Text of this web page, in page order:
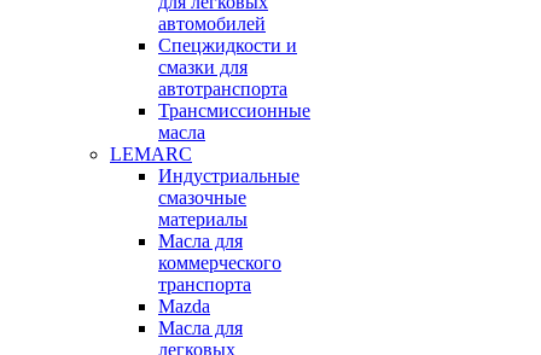
автомобилей
Спецжидкости и
смазки для
автотранспорта
Трансмиссионные
масла
LEMARC
Индустриальные
смазочные
материалы
Масла для
коммерческого
транспорта
Mazda
Масла для
легковых